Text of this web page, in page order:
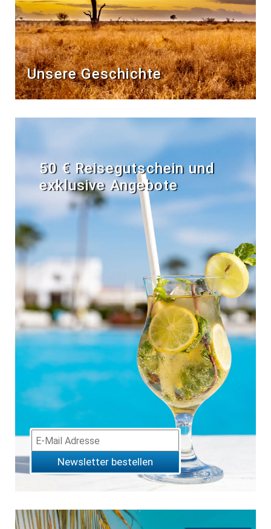
Unsere Geschichte
50 € Reisegutschein und
exklusive Angebote
Newsletter bestellen